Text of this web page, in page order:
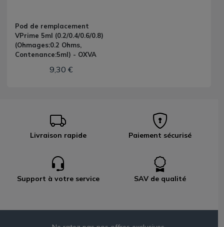
Pod de remplacement
VPrime 5ml (0.2/0.4/0.6/0.8)
(Ohmages:0.2 Ohms,
Contenance:5ml) - OXVA
9,30 €
Livraison rapide Paiement sécurisé
Support à votre service SAV de qualité